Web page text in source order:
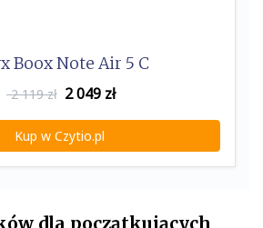
Boox Note Air 5 C
2 119 zł 2 049zł
Kup w Czytio.pl
dla początkujących